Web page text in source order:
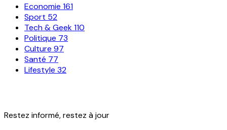
Economie 161
Sport 52
Tech & Geek110
Politique 73
Culture 97
Santé 77
Lifestyle 32
Restez informé, restez à jour